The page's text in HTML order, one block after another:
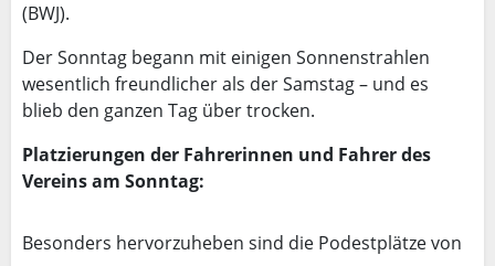
(BWJ).
Der Sonntag begann mit einigen Sonnenstrahlen
wesentlich freundlicher als der Samstag – und es
blieb den ganzen Tag über trocken.
Platzierungen der Fahrerinnen und Fahrer des
Vereins am Sonntag:
Besonders hervorzuheben sind die Podestplätze von